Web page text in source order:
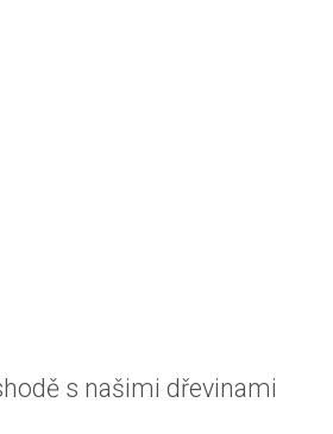
s našimi dřevinami